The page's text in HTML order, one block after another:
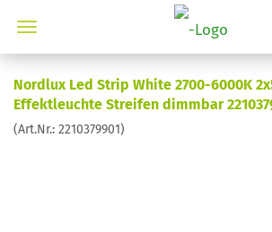
Nordlux Led Strip White 2700-6000K
Effektleuchte Streifen dimmbar
(Art.Nr.: 2210379901)